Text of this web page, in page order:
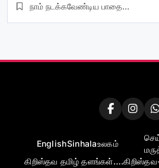
நாம் நடக்கவேண்டிய பாதை…
EnglishSinhalaஉலகம்
கிறிஸ்தவ தமிழ் தளங்கள்….